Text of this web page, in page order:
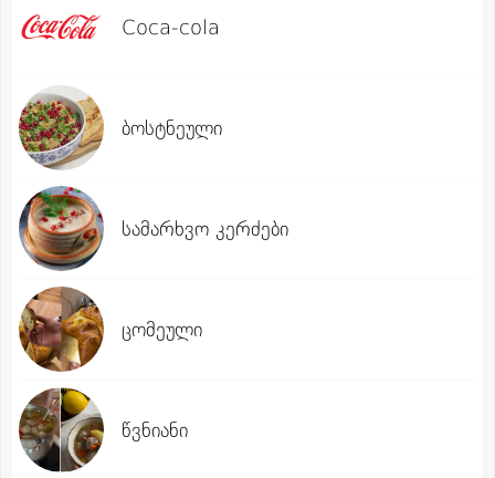
Coca-cola
ბოსტნეული
სამარხვო კერძები
ცომეული
წვნიანი